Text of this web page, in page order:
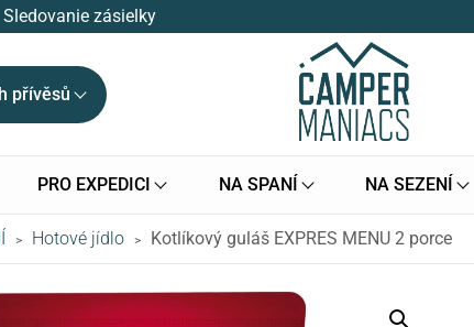
Sledovanie zásielky
přívěsů
PRO EXPEDICI NA SPANÍ NA SEZENÍ
> Hotové jídlo > Kotlíkový guláš EXPRES MENU 2 porce